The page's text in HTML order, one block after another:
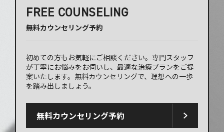
FREE COUNSELING
無料カウンセリング予約
初めての方もお気軽にご相談ください。専門スタッフ
が丁寧にお悩みをお伺いし、最適な治療プランをご提
案いたします。無料カウンセリングで、理想への一歩
を踏み出しましょう。
無料カウンセリング予約